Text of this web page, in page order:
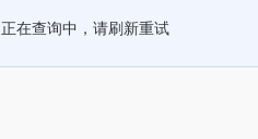
正在查询中，请刷新重试